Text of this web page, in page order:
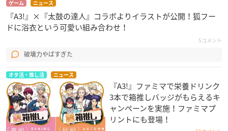
ゲーム ニュース
『A3!』×『太鼓の達人』コラボよりイラストが公開！狐フー
ドに浴衣という可愛い組み合わせ！
5コメント
破壊力やばすぎた
オタ活・推し活 ニュース
『A3!』ファミマで栄養ドリンク
3本で箱推しバッジがもらえるキ
ャンペーンを実施！ファミマプ
リントにも登場！